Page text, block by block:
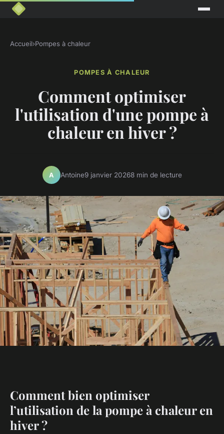
Accueil›Pompes à chaleur
POMPES À CHALEUR
Comment optimiser
l'utilisation d'une pompe à
chaleur en hiver ?
A Antoine9 janvier 20268 min de lecture
Comment bien optimiser
l’utilisation de la pompe à chaleur en
hiver ?